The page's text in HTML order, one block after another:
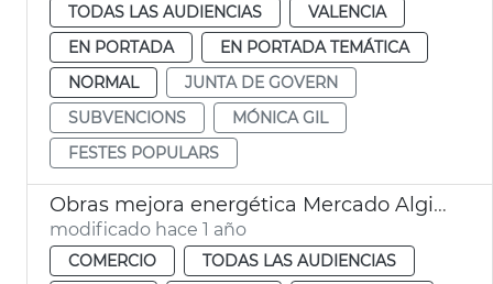
TODAS LAS AUDIENCIAS
VALENCIA
EN PORTADA
EN PORTADA TEMÁTICA
NORMAL
JUNTA DE GOVERN
SUBVENCIONS
MÓNICA GIL
FESTES POPULARS
Obras mejora energética Mercado Algirós
modificado hace 1 año
COMERCIO
TODAS LAS AUDIENCIAS